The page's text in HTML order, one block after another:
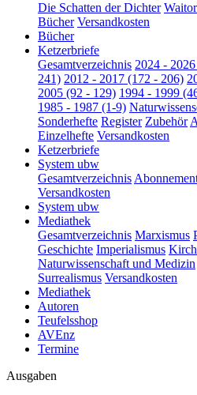
Die Schatten der Dichter
Bücher Versandkosten
Bücher
Ketzerbriefe
Gesamtverzeichnis 2024 -
241) 2012 - 2017 (172 - 206)
2005 (92 - 129) 1994 - 1999
1985 - 1987 (1-9)
Sonderhefte Register Zubehör
Einzelhefte Versandkosten
Ketzerbriefe
System ubw
Gesamtverzeichnis
Versandkosten
System ubw
Mediathek
Gesamtverzeichnis Marxismus
Geschichte Imperialismus
Naturwissenschaft und Medizin
Surrealismus Versandkosten
Mediathek
Autoren
Teufelsshop
AVEnz
Termine
Ausgaben